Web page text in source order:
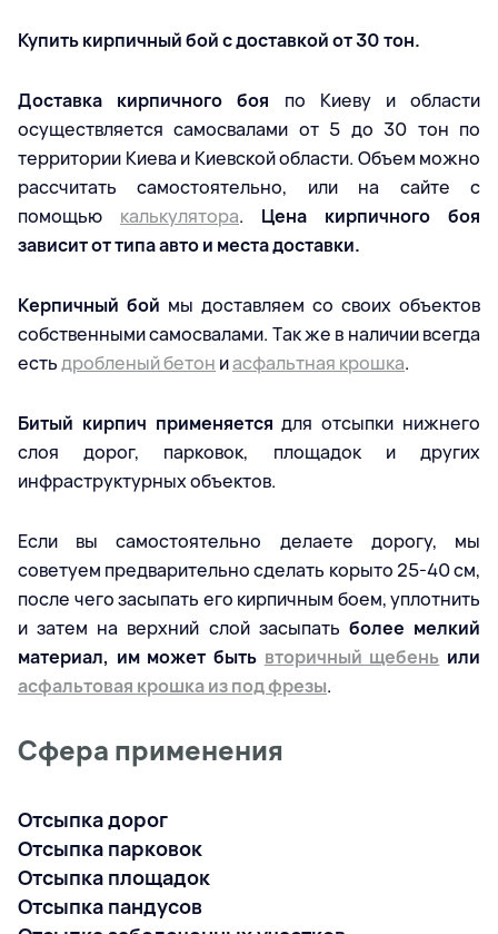
Купить кирпичный бой с доставкой от 30 тон.
Доставка кирпичного боя по Киеву и области
осуществляется самосвалами от 5 до 30 тон по
территории Киева и Киевской области. Объем можно
рассчитать самостоятельно, или на сайте с
помощью калькулятора. Цена кирпичного боя
зависит от типа авто и места доставки.
Керпичный бой мы доставляем со своих объектов
собственными самосвалами. Так же в наличии всегда
естьдробленый бетон иасфальтная крошка.
Битый кирпич применяется для отсыпки нижнего
слоя дорог, парковок, площадок и других
инфраструктурных объектов.
Если вы самостоятельно делаете дорогу, мы
советуем предварительно сделать корыто 25-40 см,
после чего засыпать его кирпичным боем, уплотнить
и затем на верхний слой засыпать более мелкий
материал, им может быть вторичный щебень или
асфальтовая крошка из под фрезы.
Сфера применения
Отсыпка дорог
Отсыпка парковок
Отсыпка площадок
Отсыпка пандусов